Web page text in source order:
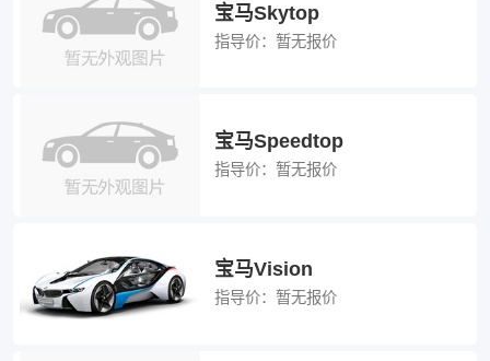
宝马Skytop
指导价： 暂无报价
宝马Speedtop
指导价： 暂无报价
宝马Vision
指导价： 暂无报价